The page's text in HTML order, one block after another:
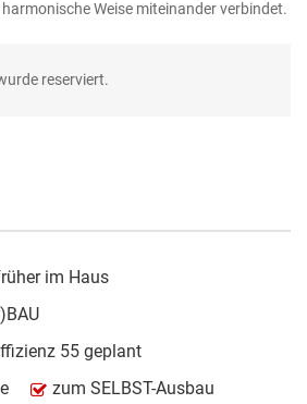
Weise miteinander verbindet.
reserviert.
im Haus
55 geplant
zum SELBST-Ausbau